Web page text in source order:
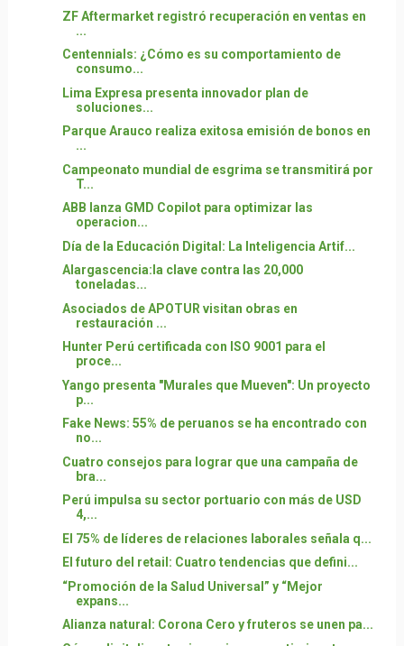
ZF Aftermarket registró recuperación en ventas en
...
Centennials: ¿Cómo es su comportamiento de
consumo...
Lima Expresa presenta innovador plan de
soluciones...
Parque Arauco realiza exitosa emisión de bonos en
...
Campeonato mundial de esgrima se transmitirá por
T...
ABB lanza GMD Copilot para optimizar las
operacion...
Día de la Educación Digital: La Inteligencia Artif...
Alargascencia:la clave contra las 20,000
toneladas...
Asociados de APOTUR visitan obras en
restauración ...
Hunter Perú certificada con ISO 9001 para el
proce...
Yango presenta "Murales que Mueven": Un proyecto
p...
Fake News: 55% de peruanos se ha encontrado con
no...
Cuatro consejos para lograr que una campaña de
bra...
Perú impulsa su sector portuario con más de USD
4,...
El 75% de líderes de relaciones laborales señala q...
El futuro del retail: Cuatro tendencias que defini...
“Promoción de la Salud Universal” y “Mejor
expans...
Alianza natural: Corona Cero y fruteros se unen pa...